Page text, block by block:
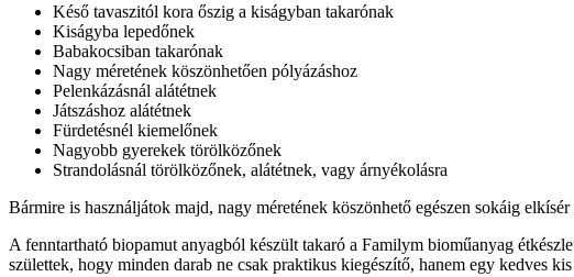
Késő tavaszitól kora őszig a kiságyban takarónak
Kiságyba lepedőnek
Babakocsiban takarónak
Nagy méretének köszönhetően pólyázáshoz
Pelenkázásnál alátétnek
Játszáshoz alátétnek
Fürdetésnél kiemelőnek
Nagyobb gyerekek törölközőnek
Strandolásnál törölközőnek, alátétnek, vagy árnyékolásra
Bármire is használjátok majd, nagy méretének köszönhető egészen sokáig
A fenntartható biopamut anyagból készült takaró a Familym bioműanyag
születtek, hogy minden darab ne csak praktikus kiegészítő, hanem egy kedves